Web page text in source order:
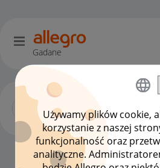
Używamy plików cookie,
korzystanie z naszej
funkcjonalność oraz
analityczne.
Gadane
Dyskusje kupujących